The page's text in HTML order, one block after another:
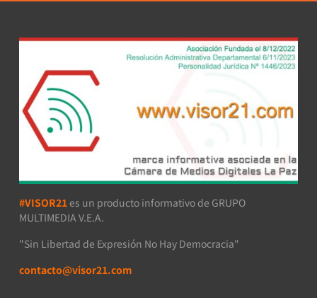
#VISOR21 es un producto informativo de GRUPO
MULTIMEDIA V.E.A.
"Sin Libertad de Expresión No Hay Democracia"
contacto@visor21.com